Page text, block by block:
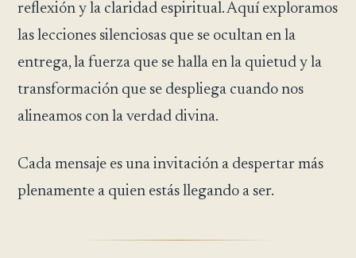
reflexión y la claridad espiritual. Aquí exploramos
las lecciones silenciosas que se ocultan en la
entrega, la fuerza que se halla en la quietud y la
transformación que se despliega cuando nos
alineamos con la verdad divina.
Cada mensaje es una invitación a despertar más
plenamente a quien estás llegando a ser.